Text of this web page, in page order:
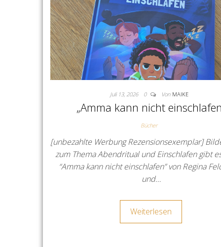
Juli 13, 2026 0 Von MAIKE
„Amma kann nicht
Bücher
[unbezahlte Werbung Rezensionsexemplar]
zum Thema Abendritual und Einschlafen gibt
“Amma kann nicht einschlafen” von Regina
und…
Weiterlesen